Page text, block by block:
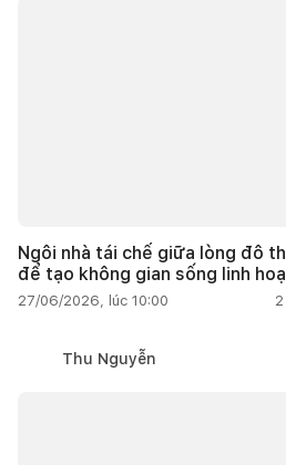
Ngôi nhà tái chế giữa lòng đô
để tạo không gian sống linh
27/06/2026, lúc 10:00 2
Thu Nguyễn